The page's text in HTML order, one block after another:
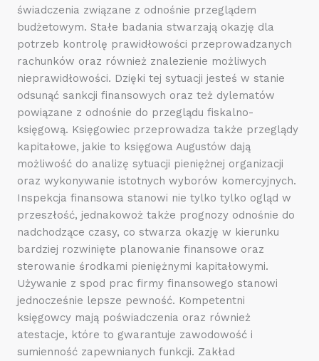
świadczenia związane z odnośnie przeglądem
budżetowym. Stałe badania stwarzają okazję dla
potrzeb kontrolę prawidłowości przeprowadzanych
rachunków oraz również znalezienie możliwych
nieprawidłowości. Dzięki tej sytuacji jesteś w stanie
odsunąć sankcji finansowych oraz też dylematów
powiązane z odnośnie do przeglądu fiskalno-
księgową. Księgowiec przeprowadza także przeglądy
kapitałowe, jakie to księgowa Augustów dają
możliwość do analizę sytuacji pieniężnej organizacji
oraz wykonywanie istotnych wyborów komercyjnych.
Inspekcja finansowa stanowi nie tylko tylko ogląd w
przeszłość, jednakowoż także prognozy odnośnie do
nadchodzące czasy, co stwarza okazję w kierunku
bardziej rozwinięte planowanie finansowe oraz
sterowanie środkami pieniężnymi kapitałowymi.
Używanie z spod prac firmy finansowego stanowi
jednocześnie lepsze pewność. Kompetentni
księgowcy mają poświadczenia oraz również
atestacje, które to gwarantuje zawodowość i
sumienność zapewnianych funkcji. Zakład